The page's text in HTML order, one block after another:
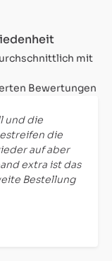
von 5 Sternen
mit
Bewertungen
und die
die
auf aber
extra ist das
Bestellung